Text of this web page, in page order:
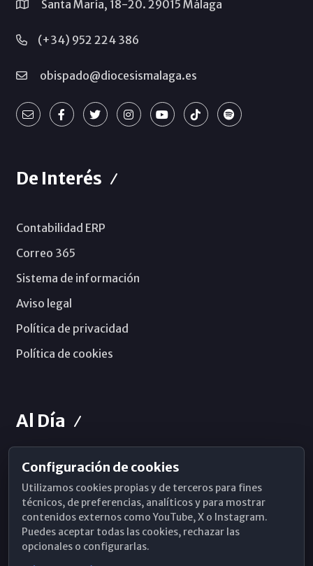
Santa María, 18-20. 29015 Málaga
(+34) 952 224 386
obispado@diocesismalaga.es
De Interés
Contabilidad ERP
Correo 365
Sistema de información
Aviso legal
Política de privacidad
Política de cookies
Al Día
Horarios de Misa
Hemeroteca
WhatsApp
Configuración de cookies
Utilizamos cookies propias y de terceros para fines
técnicos, de preferencias, analíticos y para mostrar
contenidos externos como YouTube, X o Instagram.
Puedes aceptar todas las cookies, rechazar las
opcionales o configurarlas.